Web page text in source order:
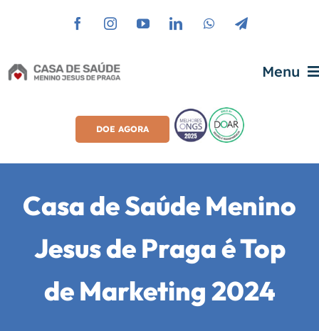
conteúdo
Menu
Sobre A Casa
Transparência
Áreas De Atuação
DOE AGORA
Casa de Saúde Menino
Jesus de Praga é Top
de Marketing 2024